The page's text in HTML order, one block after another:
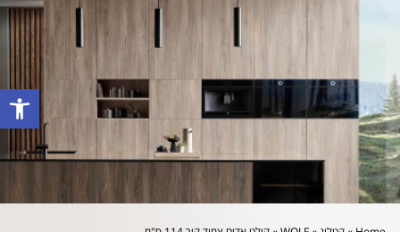
פתח
לייעוץ מקצועי והצעת מחיר: 072-2160644